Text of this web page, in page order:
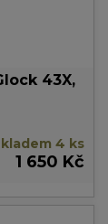
43X,
4 ks
1 650 Kč